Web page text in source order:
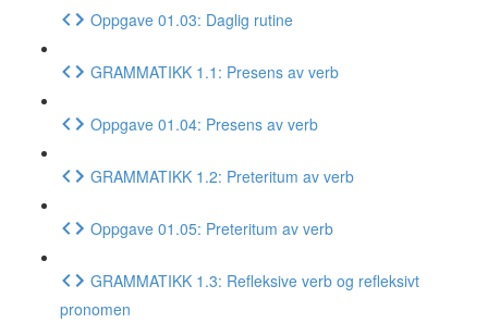
Oppgave 01.03: Daglig rutine
GRAMMATIKK 1.1: Presens av verb
Oppgave 01.04: Presens av verb
GRAMMATIKK 1.2: Preteritum av verb
Oppgave 01.05: Preteritum av verb
GRAMMATIKK 1.3: Refleksive verb og refleksivt
pronomen